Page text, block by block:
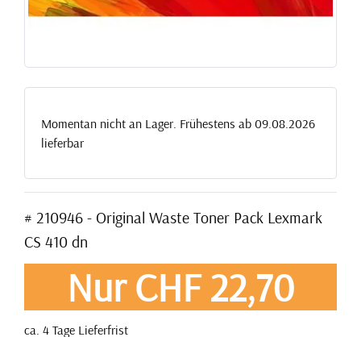
Momentan nicht an Lager. Frühestens ab 09.08.2026
lieferbar
# 210946 - Original Waste Toner Pack Lexmark
CS 410 dn
Nur CHF 22,70
ca. 4 Tage Lieferfrist